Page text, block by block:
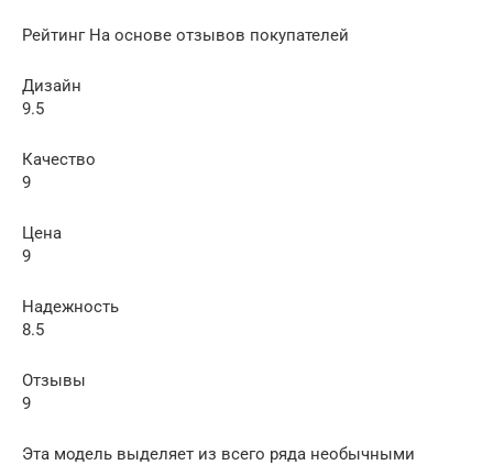
Рейтинг На основе отзывов покупателей
Дизайн
9.5
Качество
9
Цена
9
Надежность
8.5
Отзывы
9
Эта модель выделяет из всего ряда необычными